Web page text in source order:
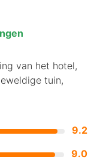
9.2
9.0
van het hotel,
tuin,